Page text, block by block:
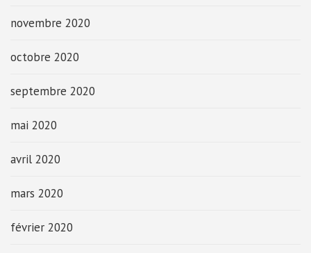
novembre 2020
octobre 2020
septembre 2020
mai 2020
avril 2020
mars 2020
février 2020